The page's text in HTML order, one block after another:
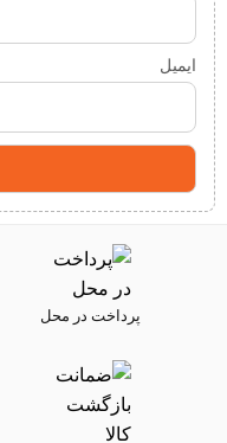
ایمیل
پرداخت در محل